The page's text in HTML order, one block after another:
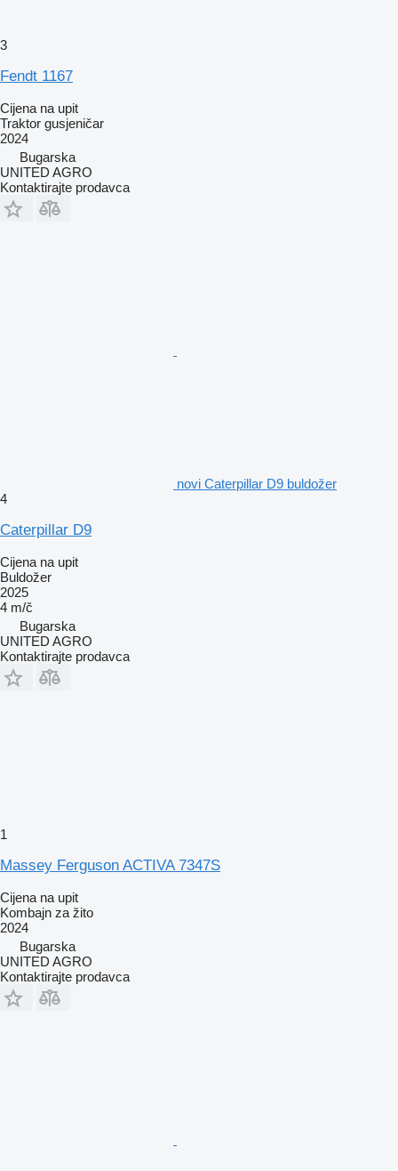
3
Fendt 1167
Cijena na upit
Traktor gusjeničar
2024
Bugarska
UNITED AGRO
Kontaktirajte prodavca
novi Caterpillar D9 buldožer
4
Caterpillar D9
Cijena na upit
Buldožer
2025
4 m/č
Bugarska
UNITED AGRO
Kontaktirajte prodavca
1
Massey Ferguson ACTIVA 7347S
Cijena na upit
Kombajn za žito
2024
Bugarska
UNITED AGRO
Kontaktirajte prodavca